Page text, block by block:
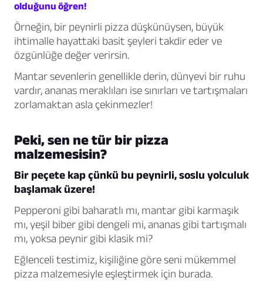
olduğunu öğren!
Örneğin, bir peynirli pizza düşkünüysen, büyük
ihtimalle hayattaki basit şeyleri takdir eder ve
özgünlüğe değer verirsin.
Mantar sevenlerin genellikle derin, dünyevi bir ruhu
vardır, ananas meraklıları ise sınırları ve tartışmaları
zorlamaktan asla çekinmezler!
Peki, sen ne tür bir pizza
malzemesisin?
Bir peçete kap çünkü bu peynirli, soslu yolculuk
başlamak üzere!
Pepperoni gibi baharatlı mı, mantar gibi karmaşık
mı, yeşil biber gibi dengeli mi, ananas gibi tartışmalı
mı, yoksa peynir gibi klasik mi?
Eğlenceli testimiz, kişiliğine göre seni mükemmel
pizza malzemesiyle eşleştirmek için burada.